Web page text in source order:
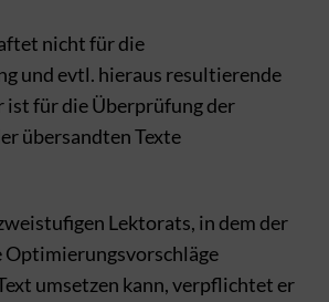
nicht für die
und evtl. hieraus resultierende
ist für die Überprüfung der
übersandten Texte
Lektorats, in dem der
umsetzen kann, verpflichtet er